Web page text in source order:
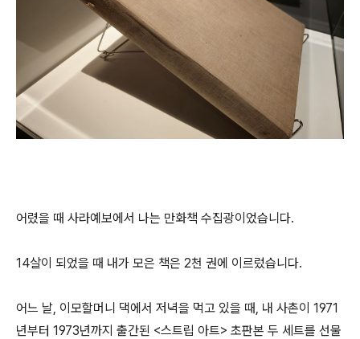
어렸을 때 사라예보에서 나는 만화책 수집광이었습니다.
14살이 되었을 때 내가 모은 책은 2천 권에 이르렀습니다.
어느 날, 이모할머니 댁에서 저녁을 먹고 있을 때, 내 사촌이 1971
년부터 1973년까지 출간된 <스트립 아트> 초판본 두 세트를 선물